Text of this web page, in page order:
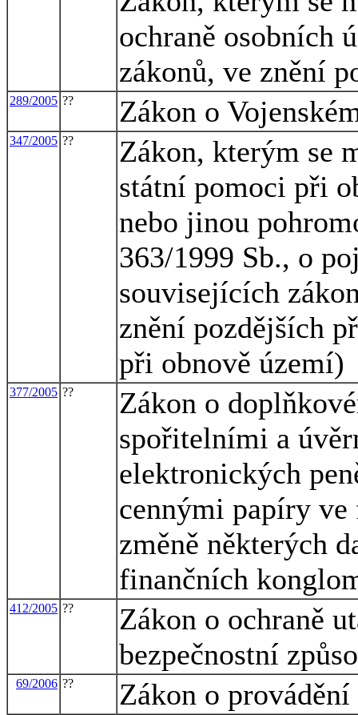
ochraně osobních
zákonů, ve znění
289/2005 ?? Zákon o
347/2005 ??
Zákon, kterým se
státní pomoci při
nebo jinou
363/1999 Sb., o
souvisejících
znění pozdějších
při obnově území)
377/2005 ??
Zákon o
spořitelními a
elektronických
cennými papíry ve
změně některých
finančních
412/2005 ??
Zákon o ochraně
bezpečnostní
69/2006 ?? Zákon o